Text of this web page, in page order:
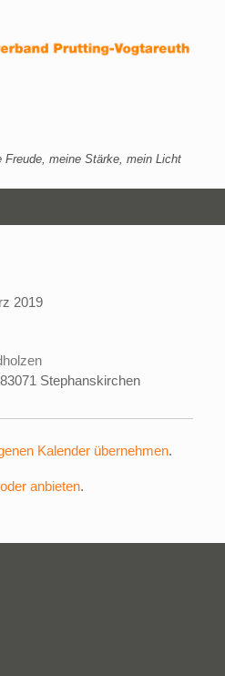
Freude, meine Stärke, mein Licht
2019
Stephanskirchen
Kalender übernehmen.
anbieten.